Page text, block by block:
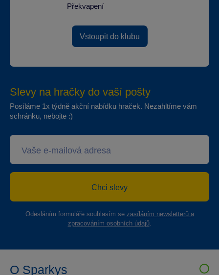
Překvapení
Vstoupit do klubu
Slevy na hračky do vaší pošty
Posíláme 1x týdně akční nabídku hraček. Nezahltíme vám
schránku, nebojte :)
Chci slevy
Odesláním formuláře souhlasím se zasíláním newsletterů a
zpracováním osobních údajů.
O Sparkys